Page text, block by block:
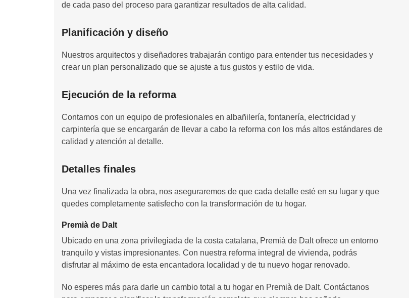
de cada paso del proceso para garantizar resultados de alta calidad.
Planificación y diseño
Nuestros arquitectos y diseñadores trabajarán contigo para entender tus necesidades y
crear un plan personalizado que se ajuste a tus gustos y estilo de vida.
Ejecución de la reforma
Contamos con un equipo de profesionales en albañilería, fontanería, electricidad y
carpintería que se encargarán de llevar a cabo la reforma con los más altos estándares de
calidad y atención al detalle.
Detalles finales
Una vez finalizada la obra, nos aseguraremos de que cada detalle esté en su lugar y que
quedes completamente satisfecho con la transformación de tu hogar.
Premià de Dalt
Ubicado en una zona privilegiada de la costa catalana, Premià de Dalt ofrece un entorno
tranquilo y vistas impresionantes. Con nuestra reforma integral de vivienda, podrás
disfrutar al máximo de esta encantadora localidad y de tu nuevo hogar renovado.
No esperes más para darle un cambio total a tu hogar en Premià de Dalt. Contáctanos